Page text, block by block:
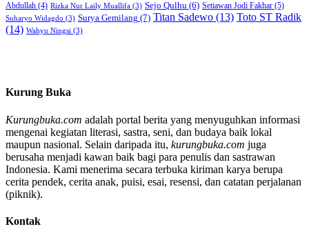
Abdullah (4) Rizka Nur Laily Muallifa (3) Sejo Qulhu (6) Setiawan Jodi Fakhar (5)
Suharyo Widagdo (3) Surya Gemilang (7) Titan Sadewo (13) Toto ST Radik
(14) Wahyu Ningsi (3)
Kurung Buka
Kurungbuka.com adalah portal berita yang menyuguhkan informasi
mengenai kegiatan literasi, sastra, seni, dan budaya baik lokal
maupun nasional. Selain daripada itu, kurungbuka.com juga
berusaha menjadi kawan baik bagi para penulis dan sastrawan
Indonesia. Kami menerima secara terbuka kiriman karya berupa
cerita pendek, cerita anak, puisi, esai, resensi, dan catatan perjalanan
(piknik).
Kontak